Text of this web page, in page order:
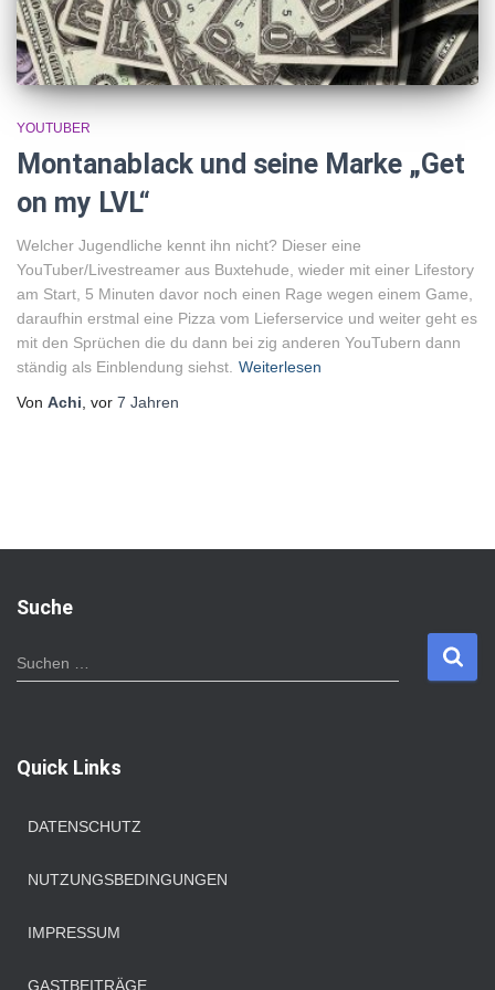
YOUTUBER
Montanablack und seine Marke „Get
on my LVL“
Welcher Jugendliche kennt ihn nicht? Dieser eine
YouTuber/Livestreamer aus Buxtehude, wieder mit einer Lifestory
am Start, 5 Minuten davor noch einen Rage wegen einem Game,
daraufhin erstmal eine Pizza vom Lieferservice und weiter geht es
mit den Sprüchen die du dann bei zig anderen YouTubern dann
ständig als Einblendung siehst. Weiterlesen
Von Achi , vor 7 Jahren
Suche
S
u
n
Suchen …
Quick Links
DATENSCHUTZ
NUTZUNGSBEDINGUNGEN
IMPRESSUM
GASTBEITRÄGE